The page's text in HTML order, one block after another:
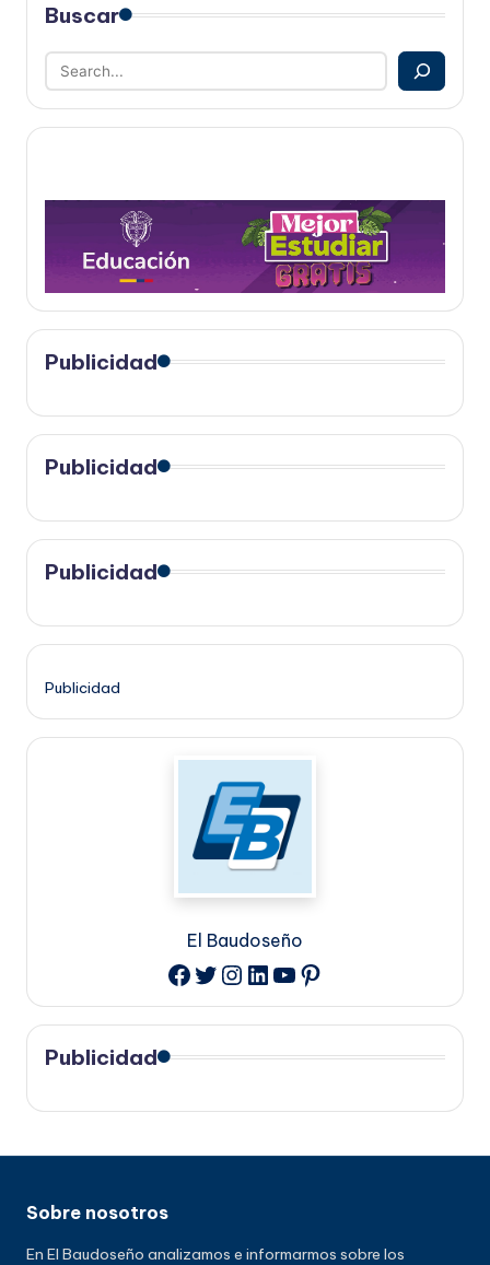
Buscar
Publicidad
Publicidad
Publicidad
Publicidad
El Baudoseño
Facebook
Twitter
Instagram
LinkedIn
YouTube
Pinterest
Publicidad
Sobre nosotros
En El Baudoseño analizamos e informarmos sobre los